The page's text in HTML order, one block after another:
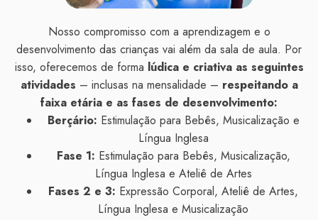
Nosso compromisso com a aprendizagem e o
desenvolvimento das crianças vai além da sala de aula. Por
isso, oferecemos de forma lúdica e criativa as seguintes
atividades – inclusas na mensalidade – respeitando a
faixa etária e as fases de desenvolvimento:
Berçário: Estimulação para Bebês, Musicalização e
Língua Inglesa
Fase 1: Estimulação para Bebês, Musicalização,
Língua Inglesa e Ateliê de Artes
Fases 2 e 3: Expressão Corporal, Ateliê de Artes,
Língua Inglesa e Musicalização